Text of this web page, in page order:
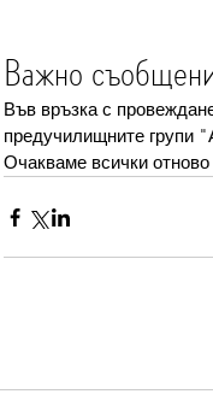
Важно
Във връзка с
предучилищните групи
Очакваме всички